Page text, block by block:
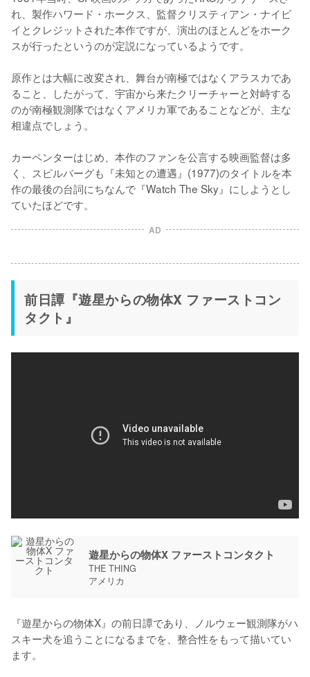
れ、製作ハワード・ホークス、監督クリスティアン・ナイビ
イとクレジットされた本作ですが、演出のほとんどをホーク
スが行ったというのが定説になっているようです。
原作とは大幅に改変され、舞台が南極ではなくアラスカであ
ること、したがって、宇宙から来たクリーチャーと対峙する
のが南極観測隊ではなくアメリカ軍であることなどが、主な
相違点でしょう。
カーペンターはじめ、本作のファンを公言する映画監督は多
く、スピルバーグも『未知との遭遇』(1977)のタイトルを本
作の最後の台詞にちなんで『Watch The Sky』にしようとし
ていたほどです。
AD
前日譚『遊星からの物体X ファーストコン
タクト』
遊星からの物体X ファーストコンタクト
THE THING
アメリカ
『遊星からの物体X』の前日譚であり、ノルウェー観測隊がハ
スキー犬を追うことになるまでを、整合性をもって描いてい
ます。